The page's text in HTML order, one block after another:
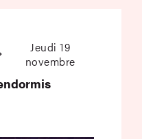
Jeudi 19
novembre